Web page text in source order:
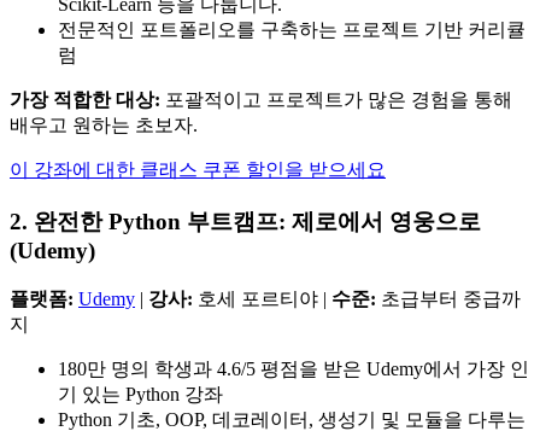
Scikit-Learn 등을 다룹니다.
전문적인 포트폴리오를 구축하는 프로젝트 기반 커리큘
럼
가장 적합한 대상: 포괄적이고 프로젝트가 많은 경험을 통해
배우고 원하는 초보자.
이 강좌에 대한 클래스 쿠폰 할인을 받으세요
2. 완전한 Python 부트캠프: 제로에서 영웅으로
(Udemy)
플랫폼: Udemy | 강사: 호세 포르티야 | 수준: 초급부터 중급까
지
180만 명의 학생과 4.6/5 평점을 받은 Udemy에서 가장 인
기 있는 Python 강좌
Python 기초, OOP, 데코레이터, 생성기 및 모듈을 다루는